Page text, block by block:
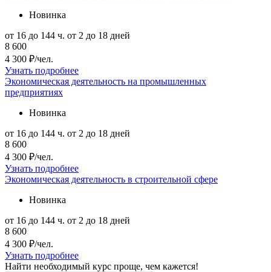
Новинка
от 16 до 144 ч. от 2 до 18 дней
8 600
4 300 ₽/чел.
Узнать подробнее
Экономическая деятельность на промышленных
предприятиях
Новинка
от 16 до 144 ч. от 2 до 18 дней
8 600
4 300 ₽/чел.
Узнать подробнее
Экономическая деятельность в строительной сфере
Новинка
от 16 до 144 ч. от 2 до 18 дней
8 600
4 300 ₽/чел.
Узнать подробнее
Найти необходимый курс проще, чем кажется!